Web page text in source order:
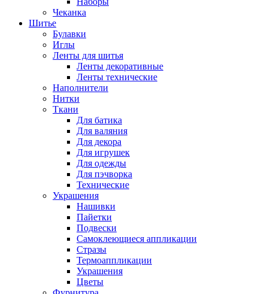
Чеканка
Шитье
Булавки
Иглы
Ленты для шитья
Ленты декоративные
Ленты технические
Наполнители
Нитки
Ткани
Для батика
Для валяния
Для декора
Для игрушек
Для одежды
Для пэчворка
Технические
Украшения
Нашивки
Пайетки
Подвески
Самоклеющиеся аппликации
Стразы
Термоаппликации
Украшения
Цветы